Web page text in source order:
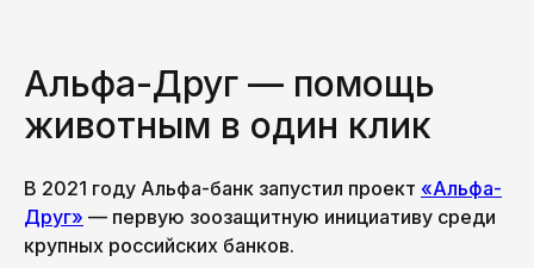
Альфа-Друг — помощь
животным в один клик
В 2021 году Альфа-банк запустил проект «Альфа-
Друг» — первую зоозащитную инициативу среди
крупных российских банков.
чтобы быть с нами на одной волне!